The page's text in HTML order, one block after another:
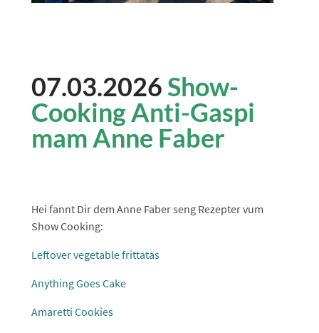
07.03.2026 Show-
Cooking Anti-Gaspi
mam Anne Faber
Hei fannt Dir dem Anne Faber seng Rezepter vum
Show Cooking:
Leftover vegetable frittatas
Anything Goes Cake
Amaretti Cookies